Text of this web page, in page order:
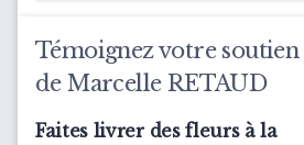
Témoignez votre
de Marcelle RETAUD
Faites livrer des fleurs à la